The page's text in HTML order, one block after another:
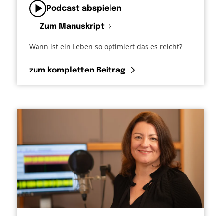
Podcast abspielen
Zum Manuskript
Wann ist ein Leben so optimiert das es reicht?
zum kompletten Beitrag